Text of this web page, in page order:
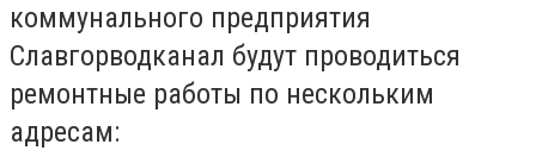
коммунального предприятия
Славгорводканал будут проводиться
ремонтные работы по нескольким
адресам: